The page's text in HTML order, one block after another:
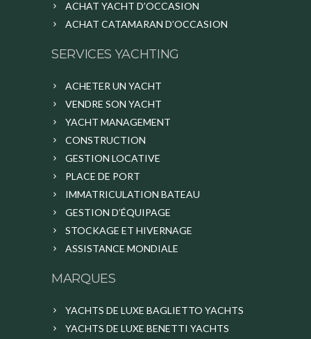
ACHAT YACHT D’OCCASION
ACHAT CATAMARAN D’OCCASION
SERVICES YACHTING
ACHETER UN YACHT
VENDRE SON YACHT
YACHT MANAGEMENT
CONSTRUCTION
GESTION LOCATIVE
PLACE DE PORT
IMMATRICULATION BATEAU
GESTION D’ÉQUIPAGE
STOCKAGE ET HIVERNAGE
ASSISTANCE MONDIALE
MARQUES
YACHTS DE LUXE BAGLIETTO YACHTS
YACHTS DE LUXE BENETTI YACHTS